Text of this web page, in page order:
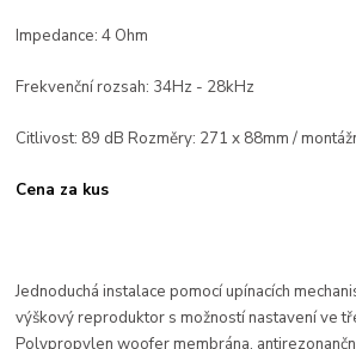
Impedance: 4 Ohm
Frekvenční rozsah: 34Hz - 28kHz
Citlivost: 89 dB Rozměry: 271 x 88mm /
Cena za kus
Jednoduchá instalace pomocí upínacích
výškový reproduktor s možností nastavení ve
Polypropylen woofer membrána,